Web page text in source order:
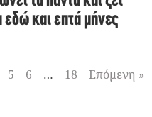
εδώ και επτά μήνες
5 6 … 18 Επόμενη »